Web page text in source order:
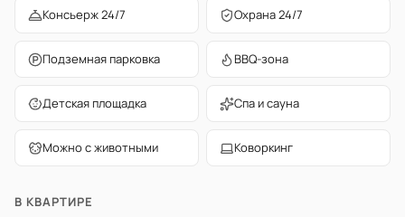
Консьерж 24/7 Охрана 24/7
Подземная парковка BBQ-зона
Детская площадка Спа и сауна
Можно с животными Коворкинг
В КВАРТИРЕ